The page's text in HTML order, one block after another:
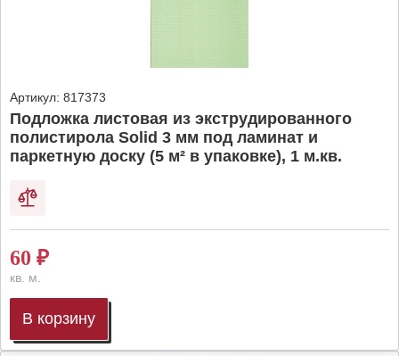
Артикул: 817373
Подложка листовая из экструдированного
полистирола Solid 3 мм под ламинат и
паркетную доску (5 м² в упаковке), 1 м.кв.
60 ₽
кв. м.
В корзину